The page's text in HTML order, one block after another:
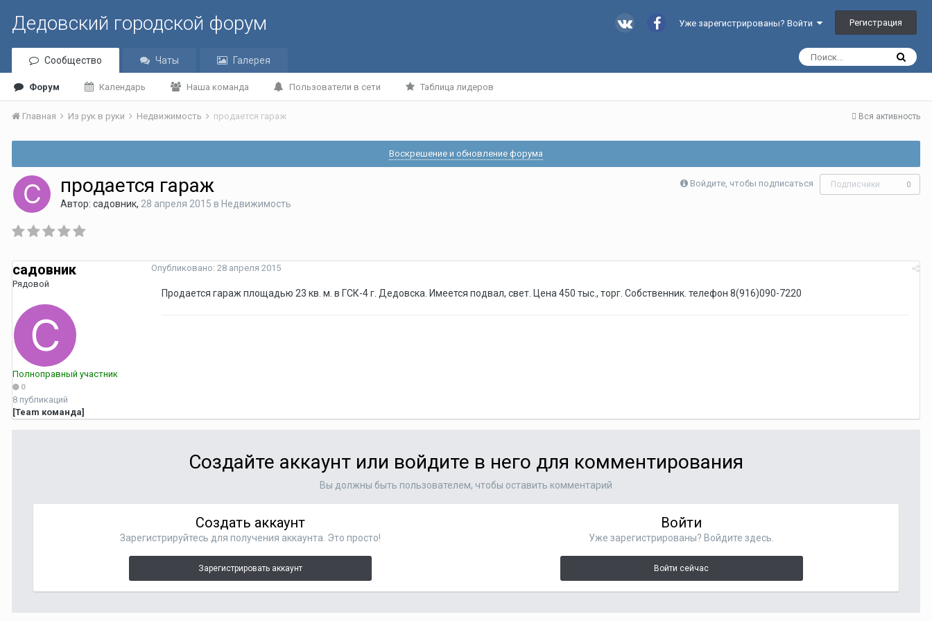
Дедовский городской форум Уже зарегистрированы? Войти Регистрация
Сообщество
Форум Календарь Наша команда Пользователи в сети Таблица лидеров
Чаты Галерея
Вся активность
Главная Из рук в руки Недвижимость продается гараж
Воскрешение и обновление форума
Войдите, чтобы подписаться Подписчики 0
продается гараж
Автор: садовник, 28 апреля 2015 в Недвижимость
садовник
Рядовой
Полноправный участник
0
8 публикаций
[Team команда]
Опубликовано: 28 апреля 2015
Продается гараж площадью 23 кв. м. в ГСК-4 г. Дедовска. Имеется подвал, свет. Цена 450 тыс., торг. Собственник. телефон 8(916)090-7220
Создайте аккаунт или войдите в него для комментирования
Вы должны быть пользователем, чтобы оставить комментарий
Создать аккаунт
Зарегистрируйтесь для получения аккаунта. Это просто!
Зарегистрировать аккаунт
Войти
Уже зарегистрированы? Войдите здесь.
Войти сейчас